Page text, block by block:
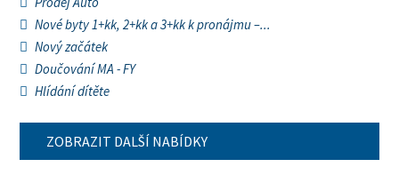
Nové byty 1+kk, 2+kk a 3+kk k pronájmu –...
Nový začátek
Doučování MA - FY
Hlídání dítěte
ZOBRAZIT DALŠÍ NABÍDKY